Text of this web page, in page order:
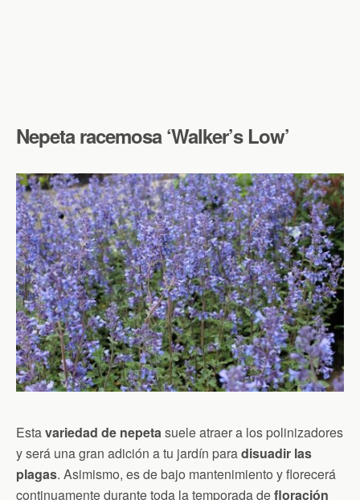
Nepeta racemosa ‘Walker’s Low’
Estavariedad de nepetasuele atraer a los polinizadores
y será una gran adición a tu jardín paradisuadir las
plagas. Asimismo, es de bajo mantenimiento y florecerá
continuamente durante toda la temporada defloración